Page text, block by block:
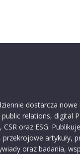
dostarcza
relations, digital
CSR oraz ESG.
artykuły,
oraz badania,